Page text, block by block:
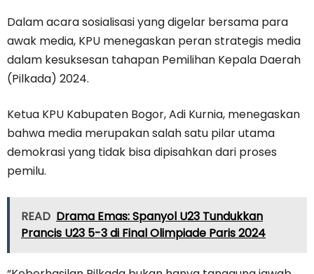
Dalam acara sosialisasi yang digelar bersama para
awak media, KPU menegaskan peran strategis media
dalam kesuksesan tahapan Pemilihan Kepala Daerah
(Pilkada) 2024.
Ketua KPU Kabupaten Bogor, Adi Kurnia, menegaskan
bahwa media merupakan salah satu pilar utama
demokrasi yang tidak bisa dipisahkan dari proses
pemilu.
READ Drama Emas: Spanyol U23 Tundukkan
Prancis U23 5-3 di Final Olimpiade Paris 2024